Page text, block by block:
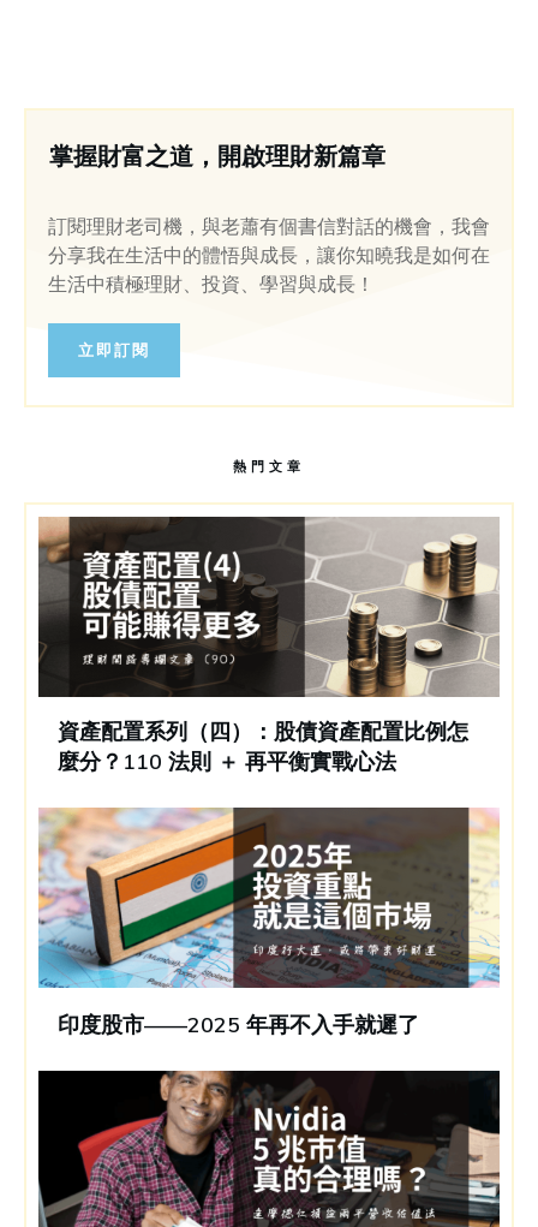
掌握財富之道，開啟理財新篇章
訂閱理財老司機，與老蕭有個書信對話的機會，我會
分享我在生活中的體悟與成長，讓你知曉我是如何在
生活中積極理財、投資、學習與成長！
立即訂閱
熱門文章
資產配置系列（四）：股債資產配置比例怎
麼分？110 法則 ＋ 再平衡實戰心法
印度股市——2025 年再不入手就遲了